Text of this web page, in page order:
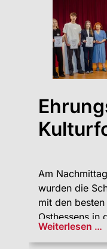
Am
wurden die
mit den
Osthessens in
Hanauer
Weiterlesen …